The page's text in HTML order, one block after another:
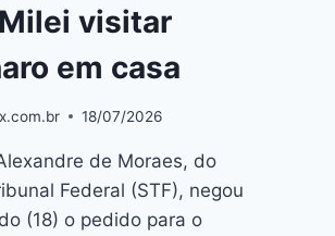
visitar
em casa
18/07/2026
de Moraes, do
Federal (STF), negou
(18) o pedido para o